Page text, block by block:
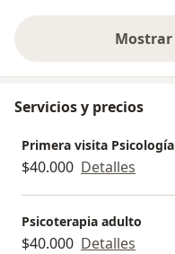
Servicios y precios
Primera visita Psicología
$40.000 Detalles
Psicoterapia adulto
$40.000 Detalles